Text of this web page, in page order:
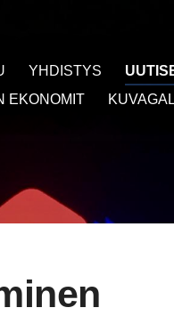
YHDISTYS
EKONOMIT